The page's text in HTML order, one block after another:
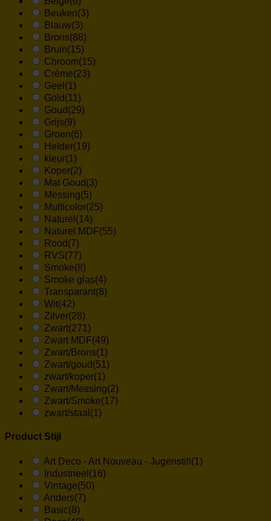
Beuken(3)
Blauw(3)
Brons(88)
Bruin(15)
Chroom(15)
Crème(23)
Geel (1)
Gold (11)
Goud (29)
Grijs(9)
Groen(6)
Helder(19)
kleur(1)
Koper(2)
Mat Goud (3)
Messing(5)
Multicolor(25)
Naturel (14)
Naturel MDF(55)
Rood (7)
RVS(77)
Smoke(8)
Smoke glas(4)
Transparant(8)
Wit(42)
Zilver(28)
Zwart(271)
Zwart MDF(49)
Zwart/Brons(1)
Zwart/goud (51)
zwart/koper(1)
Zwart/Messing(2)
Zwart/Smoke(17)
zwart/staal (1)
Product Stijl
Art Deco - Art Nouveau - Jugenstill (1)
Industrieel (16)
Vintage(50)
Anders(7)
Basic(8)